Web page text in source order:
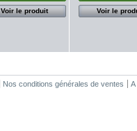
Voir le produit Voir le
Nos conditions générales de ventes A